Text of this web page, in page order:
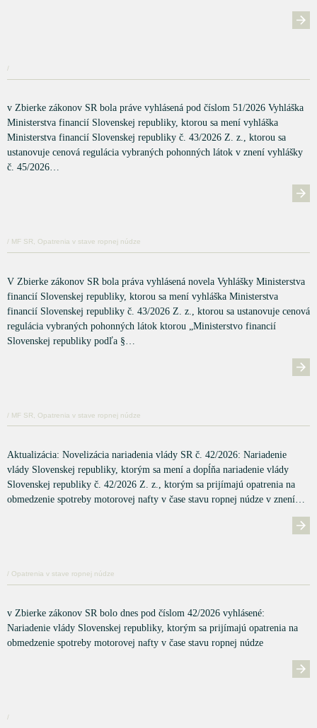
/
v Zbierke zákonov SR bola práve vyhlásená pod číslom 51/2026 Vyhláška
Ministerstva financií Slovenskej republiky, ktorou sa mení vyhláška
Ministerstva financií Slovenskej republiky č. 43/2026 Z. z., ktorou sa
ustanovuje cenová regulácia vybraných pohonných látok v znení vyhlášky
č. 45/2026…
/ MF SR, Opatrenia v stave ropnej núdze
V Zbierke zákonov SR bola práva vyhlásená novela Vyhlášky Ministerstva
financií Slovenskej republiky, ktorou sa mení vyhláška Ministerstva
financií Slovenskej republiky č. 43/2026 Z. z., ktorou sa ustanovuje cenová
regulácia vybraných pohonných látok ktorou „Ministerstvo financií
Slovenskej republiky podľa §…
/ MF SR, Opatrenia v stave ropnej núdze
Aktualizácia: Novelizácia nariadenia vlády SR č. 42/2026: Nariadenie
vlády Slovenskej republiky, ktorým sa mení a dopĺňa nariadenie vlády
Slovenskej republiky č. 42/2026 Z. z., ktorým sa prijímajú opatrenia na
obmedzenie spotreby motorovej nafty v čase stavu ropnej núdze v znení…
/ Opatrenia v stave ropnej núdze
v Zbierke zákonov SR bolo dnes pod číslom 42/2026 vyhlásené:
Nariadenie vlády Slovenskej republiky, ktorým sa prijímajú opatrenia na
obmedzenie spotreby motorovej nafty v čase stavu ropnej núdze
/